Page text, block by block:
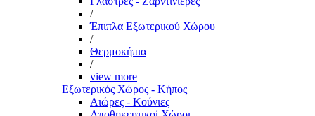
/
Έπιπλα Εξωτερικού Χώρου
/
Θερμοκήπια
/
view more
Εξωτερικός Χώρος - Κήπος
Αιώρες - Κούνιες